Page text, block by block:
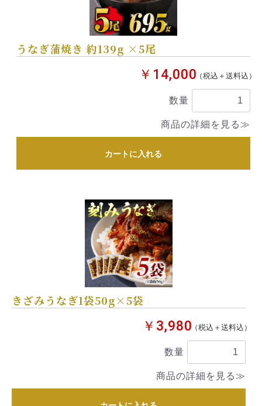
うなぎ蒲焼き 約139g ×5尾
￥14,000（税込＋送料込）
数量
商品の詳細を見る≫
カートに入れる
きざみうなぎ1袋50g×5袋
￥3,980（税込＋送料込）
数量
商品の詳細を見る≫